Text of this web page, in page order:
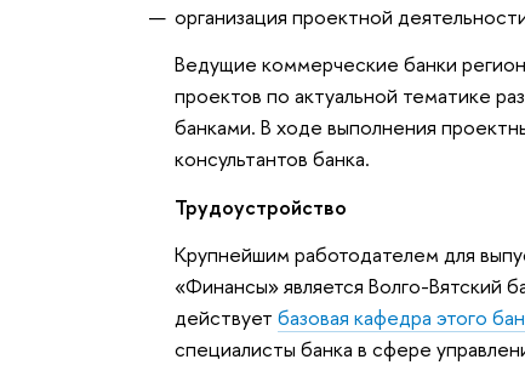
организация проектной
Ведущие коммерческие банки
проектов по актуальной тематике
банками. В ходе выполнения
консультантов банка.
Трудоустройство
Крупнейшим работодателем для
«Финансы» является Волго-Вятский
действуетбазовая кафедра этого
специалисты банка в сфере